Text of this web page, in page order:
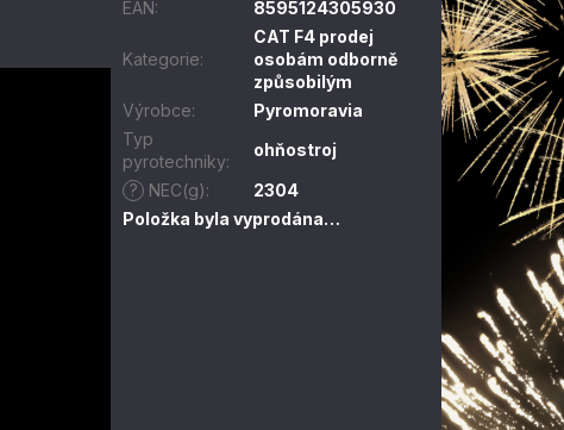
EAN: 8595124305930
Kategorie:
CAT F4 prodej
osobám odborně
způsobilým
Výrobce:
Pyromoravia
Typ
pyrotechniky:
ohňostroj
?
NEC(g):
2304
Položka byla vyprodána…